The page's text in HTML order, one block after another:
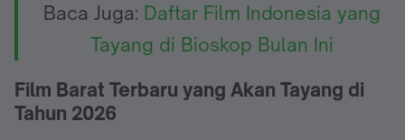
Baca Juga: Daftar Film Indonesia yang
Tayang di Bioskop Bulan Ini
Film Barat Terbaru yang Akan Tayang di
Tahun 2026